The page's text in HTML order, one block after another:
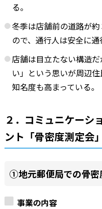
る。
冬季は店舗前の道路が
ので、通行人は安全に通
店舗は目立たない構造
い」という思いが周辺
知名度も高まっている。
２．コミュニケーシ
ント「骨密度測定会
①地元郵便局での骨密
事業の内容